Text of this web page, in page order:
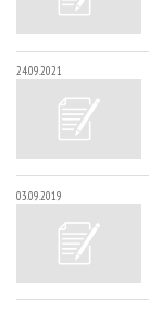
24.09.2021
03.09.2019